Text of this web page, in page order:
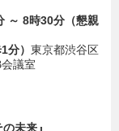
～ 8時30分（懇親
分） 東京都渋谷区
議室
未来』